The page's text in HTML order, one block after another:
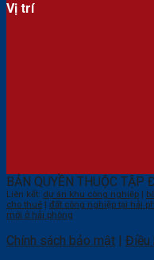
Vị trí
BẢN QUYỀN THUỘC TẬP
Liên kết: dự án khu công nghiệp
cho thuê
đất công nghiệp tại hải
mới ở hải phòng
Chính sách bảo mật
Điều